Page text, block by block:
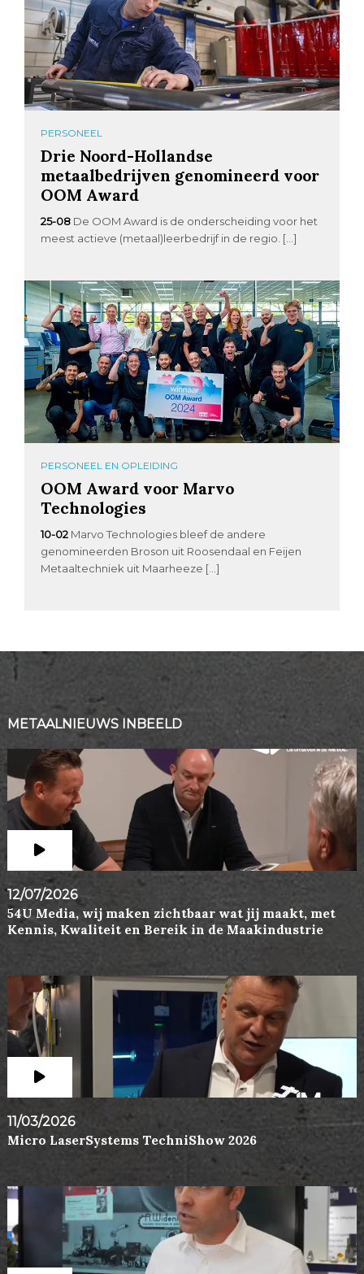
PERSONEEL
Drie Noord-Hollandse
metaalbedrijven genomineerd voor
OOM Award
25-08 De OOM Award is de onderscheiding voor het
meest actieve (metaal)leerbedrijf in de regio. […]
PERSONEEL EN OPLEIDING
OOM Award voor Marvo
Technologies
10-02 Marvo Technologies bleef de andere
genomineerden Broson uit Roosendaal en Feijen
Metaaltechniek uit Maarheeze […]
METAALNIEUWS INBEELD
12/07/2026
54U Media, wij maken zichtbaar wat jij maakt, met
Kennis, Kwaliteit en Bereik in de Maakindustrie
11/03/2026
Micro LaserSystems TechniShow 2026